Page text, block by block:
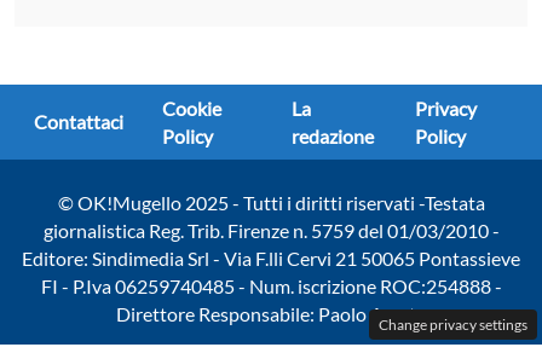
Contattaci
Cookie
Policy
La
redazione
Privacy
Policy
© OK!Mugello 2025 - Tutti i diritti riservati -Testata
giornalistica Reg. Trib. Firenze n. 5759 del 01/03/2010 -
Editore: Sindimedia Srl - Via F.lli Cervi 21 50065 Pontassieve
FI - P.Iva 06259740485 - Num. iscrizione ROC:254888 -
Direttore Responsabile: Paolo AmatoChange privacy settings